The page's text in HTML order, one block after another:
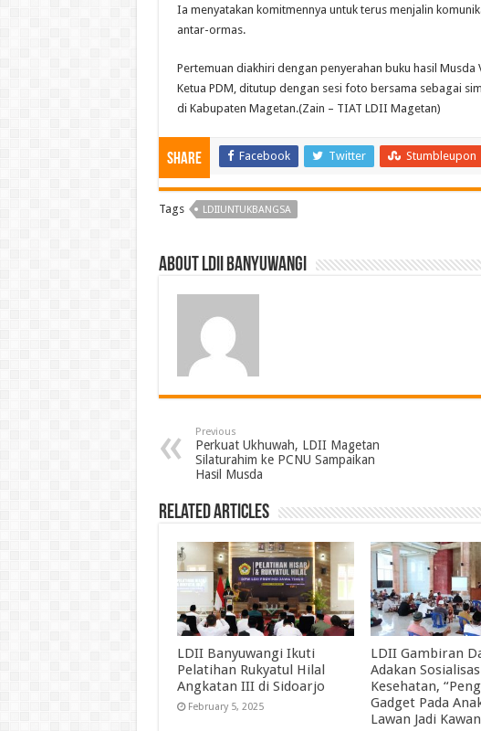
Ia menyatakan komitmennya untuk terus menjalin
antar-ormas.
Pertemuan diakhiri dengan penyerahan buku hasil
Ketua PDM, ditutup dengan sesi foto bersama sebagai
di Kabupaten Magetan.(Zain – TIAT LDII Magetan)
Share Facebook Twitter Stumbleupon
Tags LDIIUNTUKBANGSA
About LDII BANYUWANGI
Previous
Perkuat Ukhuwah, LDII Magetan
Silaturahim ke PCNU Sampaikan
Hasil Musda
Related Articles
LDII Banyuwangi Ikuti
Pelatihan Rukyatul Hilal
Angkatan III di Sidoarjo
February 5, 2025
LDII Gambiran
Adakan
Kesehatan,
Gadget Pada
Lawan Jadi